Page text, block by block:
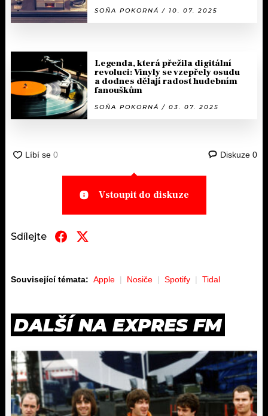
SOŇA POKORNÁ / 10. 07. 2025
Legenda, která přežila digitální
revoluci: Vinyly se vzepřely osudu
a dodnes dělají radost hudebním
fanouškům
SOŇA POKORNÁ / 03. 07. 2025
Diskuze 0
Vstoupit do diskuze
Sdílejte
Související témata: Apple Nosiče Spotify Tidal
DALŠÍ NA EXPRES FM